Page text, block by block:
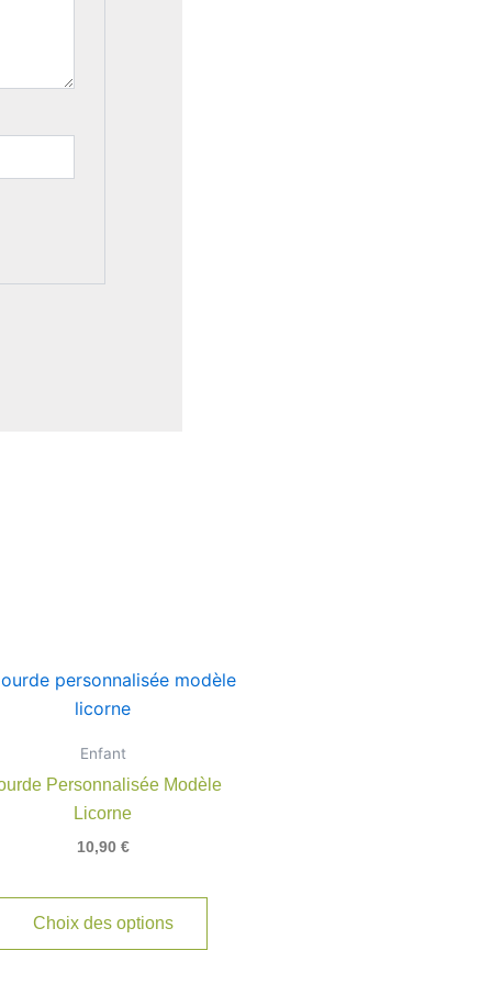
Enfant
Personnalisée Modèle
Licorne
10,90 €
Choix des options